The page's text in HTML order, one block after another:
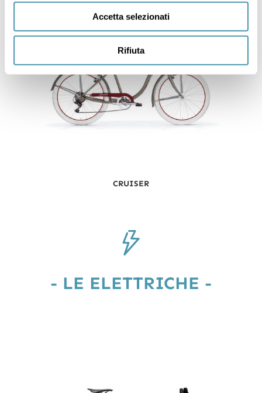
Accetta selezionati
Rifiuta
CRUISER
- LE ELETTRICHE -